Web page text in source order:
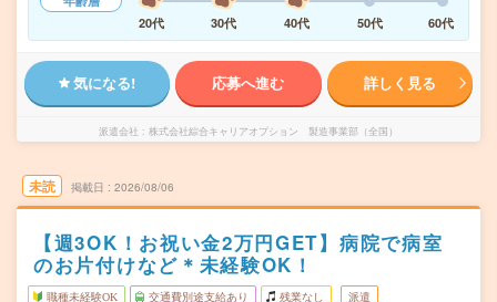
20代
30代 40代 50代 60代
気になる! 応募へ進む 詳しく見る
派遣会社 株式会社綜合キャリアオプション 製造事業部（全国）
未読 掲載日 2026/08/06
【週3OK！お祝い金2万円GET】病院で病室
のお片付けなど＊未経験OK！
職種未経験OK 交通費別途支給あり 残業なし 派遣